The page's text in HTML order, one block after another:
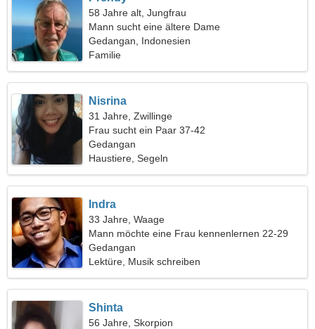
58 Jahre alt, Jungfrau
Mann sucht eine ältere Dame
Gedangan, Indonesien
Familie
Nisrina
31 Jahre, Zwillinge
Frau sucht ein Paar 37-42
Gedangan
Haustiere, Segeln
Indra
33 Jahre, Waage
Mann möchte eine Frau kennenlernen 22-29
Gedangan
Lektüre, Musik schreiben
Shinta
56 Jahre, Skorpion